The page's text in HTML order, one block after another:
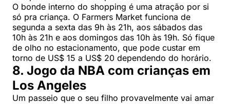
O bonde interno do shopping é uma atração por si
só pra criança. O Farmers Market funciona de
segunda a sexta das 9h às 21h, aos sábados das
10h às 21h e aos domingos das 10h às 19h. Só fique
de olho no estacionamento, que pode custar em
torno de US$ 15 a US$ 20 dependendo do horário.
8. Jogo da NBA com crianças em
Los Angeles
Um passeio que o seu filho provavelmente vai amar